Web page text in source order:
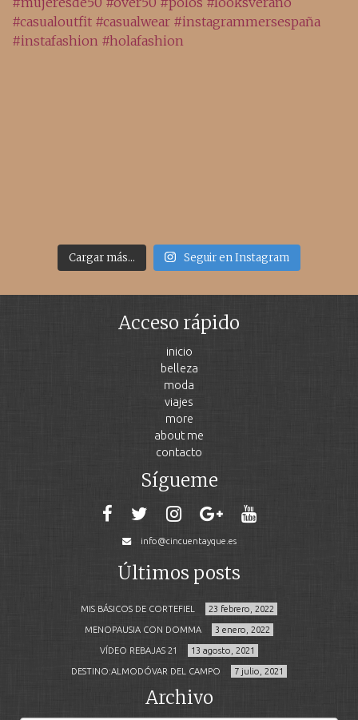
Cargar más... Seguir en Instagram
Acceso rápido
inicio
belleza
moda
viajes
more
about me
contacto
Sígueme
info@cincuentayque.es
Últimos posts
MIS BÁSICOS DE CORTEFIEL 23 febrero, 2022
MENOPAUSIA CON DOMMA 3 enero, 2022
VÍDEO REBAJAS 21 13 agosto, 2021
DESTINO:ALMODÓVAR DEL CAMPO 7 julio, 2021
Archivo